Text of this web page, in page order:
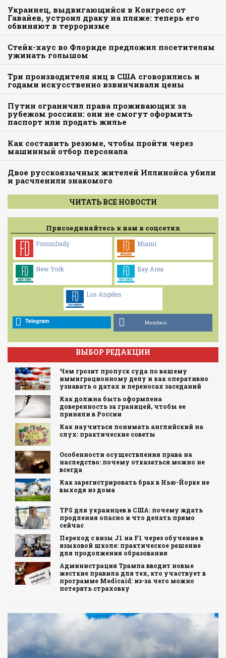
Украинец, выдвигающийся в Конгресс от
Гавайев, устроил драку на пляже: теперь его
обвиняют в терроризме
Стейк-хаус во Флориде предложил посетителям
ужинать голышом
Три производителя яиц в США сговорились и
годами искусственно взвинчивали цены
Путин ограничил права проживающих за
рубежом россиян: они не смогут оформить
паспорт или продать жилье
Как составить резюме, чтобы пройти через
машинный отбор персонала
Двое русскоязычных жителей Иллинойса убили
и расчленили знакомого
ЧИТАТЬ ВСЕ НОВОСТИ
Присоединяйтесь к нам в соцсетях
ForumDaily Miami
New York Bay Area
Los Angeles
Telegram Members
ВЫБОР РЕДАКЦИИ
Чем грозит пропуск суда по вашему
иммиграционному делу и как оперативно
узнавать о датах и переносах заседаний
Как должна быть оформлена
доверенность за границей, чтобы ее
приняли в России
Как научиться понимать английский на
слух: практические советы
Особенности осуществления права на
наследство: почему отказаться можно не
всегда
Как зарегистрировать брак в Нью-Йорке не
выходя из дома
TPS для украинцев в США: почему ждать
продления опасно и что делать прямо
сейчас
Переход с визы J1 на F1 через обучение в
языковой школе: практическое решение
для продолжения образования
Администрация Трампа вводит новые
жесткие правила для тех, кто участвует в
программе Medicaid: из-за чего можно
потерять страховку